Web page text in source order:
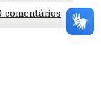
- outros alunos,
organizar
comentários